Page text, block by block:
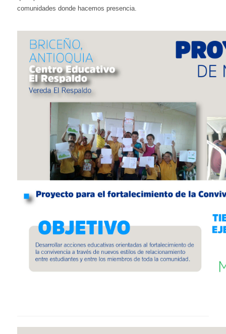
comunidades donde hacemos presencia.​